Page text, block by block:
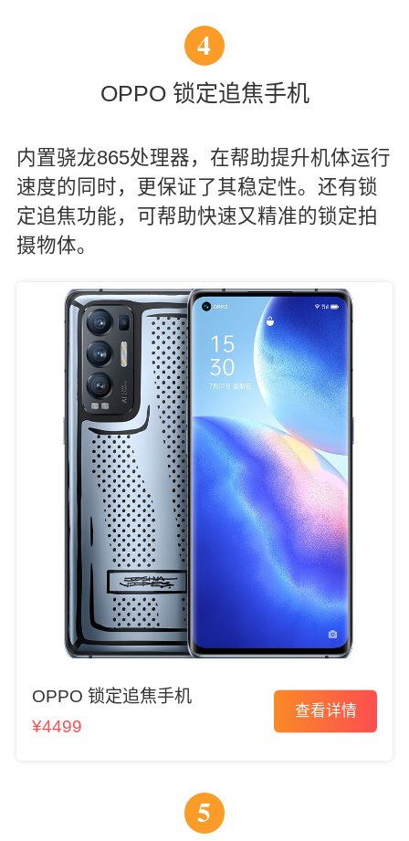
4
OPPO 锁定追焦手机
内置骁龙865处理器，在帮助提升机体运行
速度的同时，更保证了其稳定性。还有锁
定追焦功能，可帮助快速又精准的锁定拍
摄物体。
OPPO 锁定追焦手机
¥4499
查看详情
5